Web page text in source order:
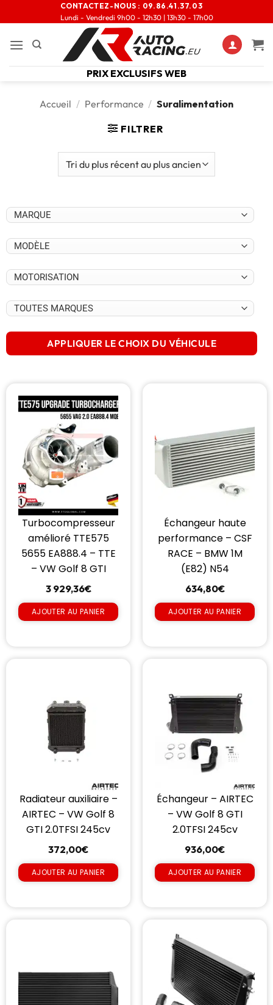
CONTACTEZ-NOUS : 09.86.41.37.03
Lundi - Vendredi 9h00 - 12h30 | 13h30 - 17h00
PRIX EXCLUSIFS WEB
Accueil / Performance / Suralimentation
FILTRER
APPLIQUER LE CHOIX DU VÉHICULE
Turbocompresseur
amélioré TTE575
5655 EA888.4 – TTE
– VW Golf 8 GTI
3 929,36€
AJOUTER AU PANIER
Échangeur haute
performance – CSF
RACE – BMW 1M
(E82) N54
634,80€
AJOUTER AU PANIER
Radiateur auxiliaire –
AIRTEC – VW Golf 8
GTI 2.0TFSI 245cv
372,00€
AJOUTER AU PANIER
Échangeur – AIRTEC
– VW Golf 8 GTI
2.0TFSI 245cv
936,00€
AJOUTER AU PANIER